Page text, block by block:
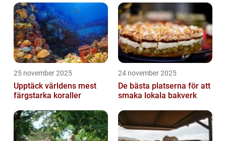
25 november 2025
Upptäck världens mest
färgstarka koraller
24 november 2025
De bästa platserna för att
smaka lokala bakverk